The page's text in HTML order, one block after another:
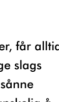
slags